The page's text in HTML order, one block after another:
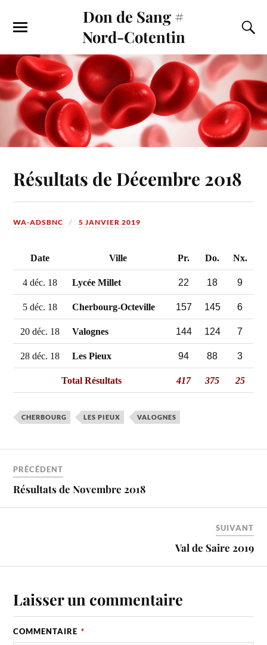
Don de Sang #
Nord-Cotentin
Résultats de Décembre 2018
WA-ADSBNC 5 JANVIER 2019
Date Ville Pr. Do. Nx.
4 déc. 18 Lycée Millet 22 18 9
5 déc. 18 Cherbourg-Octeville 157 145 6
20 déc. 18 Valognes 144 124 7
28 déc. 18 Les Pieux 94 88 3
Total Résultats 417 375 25
CHERBOURG LES PIEUX VALOGNES
PRÉCÉDENT
Résultats de Novembre 2018
SUIVANT
Val de Saire 2019
Laisser un commentaire
COMMENTAIRE *